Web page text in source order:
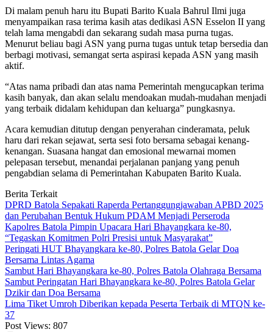
Di malam penuh haru itu Bupati Barito Kuala Bahrul Ilmi juga
menyampaikan rasa terima kasih atas dedikasi ASN Esselon II yang
telah lama mengabdi dan sekarang sudah masa purna tugas.
Menurut beliau bagi ASN yang purna tugas untuk tetap bersedia dan
berbagi motivasi, semangat serta aspirasi kepada ASN yang masih
aktif.
“Atas nama pribadi dan atas nama Pemerintah mengucapkan terima
kasih banyak, dan akan selalu mendoakan mudah-mudahan menjadi
yang terbaik didalam kehidupan dan keluarga” pungkasnya.
Acara kemudian ditutup dengan penyerahan cinderamata, peluk
haru dari rekan sejawat, serta sesi foto bersama sebagai kenang-
kenangan. Suasana hangat dan emosional mewarnai momen
pelepasan tersebut, menandai perjalanan panjang yang penuh
pengabdian selama di Pemerintahan Kabupaten Barito Kuala.
Berita Terkait
DPRD Batola Sepakati Raperda Pertanggungjawaban APBD 2025
dan Perubahan Bentuk Hukum PDAM Menjadi Perseroda
Kapolres Batola Pimpin Upacara Hari Bhayangkara ke-80,
“Tegaskan Komitmen Polri Presisi untuk Masyarakat”
Peringati HUT Bhayangkara ke-80, Polres Batola Gelar Doa
Bersama Lintas Agama
Sambut Hari Bhayangkara ke-80, Polres Batola Olahraga Bersama
Sambut Peringatan Hari Bhayangkara ke-80, Polres Batola Gelar
Dzikir dan Doa Bersama
Lima Tiket Umroh Diberikan kepada Peserta Terbaik di MTQN ke-
37
Post Views: 807